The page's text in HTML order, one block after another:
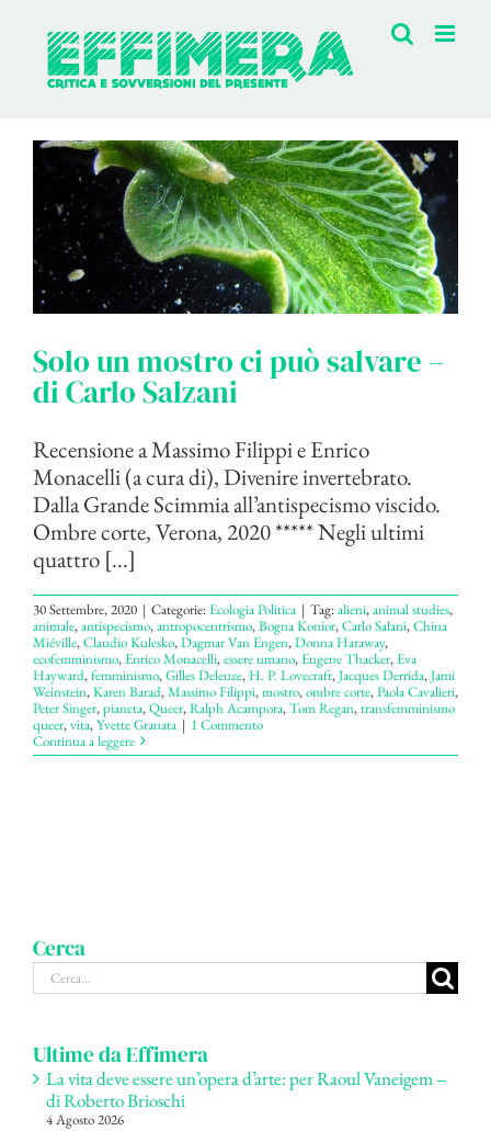
contenuto
Solo un mostro ci può salvare –
di Carlo Salzani
Recensione a Massimo Filippi e Enrico
Monacelli (a cura di), Divenire invertebrato.
Dalla Grande Scimmia all’antispecismo viscido.
Ombre corte, Verona, 2020 ***** Negli ultimi
quattro [...]
30 Settembre, 2020 | Categorie:Ecologia Politica | Tag:alieni,animal studies,
animale,antispecismo,antropocentrismo,Bogna Konior,Carlo Salani,China
Miéville,Claudio Kulesko,Dagmar Van Engen,Donna Haraway,
ecofemminismo,Enrico Monacelli,essere umano,Eugene Thacker,Eva
Hayward,femminismo,Gilles Deleuze,H. P. Lovecraft,Jacques Derrida,Jami
Weinstein,Karen Barad,Massimo Filippi,mostro,ombre corte,Paola Cavalieri,
Peter Singer,pianeta,Queer,Ralph Acampora,Tom Regan,transfemminismo
queer,vita,Yvette Granata | 1 Commento
Continua a leggere
Cerca
Cerca
per:
Ultime da Effimera
La vita deve essere un’opera d’arte: per Raoul Vaneigem –
di Roberto Brioschi
4 Agosto 2026